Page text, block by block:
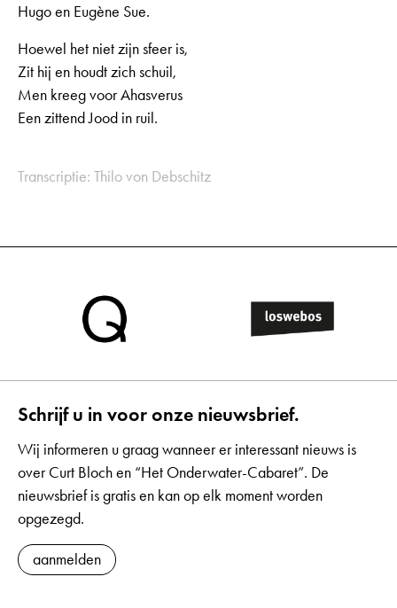
Hugo en Eugène Sue.
Hoewel het niet zijn sfeer is,
Zit hij en houdt zich schuil,
Men kreeg voor Ahasverus
Een zittend Jood in ruil.
Transcriptie: Thilo von Debschitz
Schrijf u in voor onze nieuwsbrief.
Wij informeren u graag wanneer er interessant nieuws is
over Curt Bloch en “Het Onderwater-Cabaret”. De
nieuwsbrief is gratis en kan op elk moment worden
opgezegd.
aanmelden